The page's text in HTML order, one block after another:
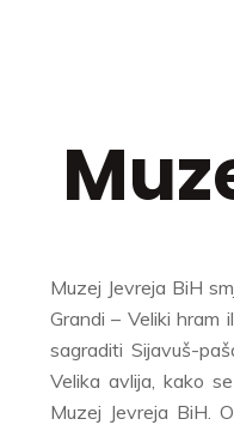
Muzej Jevreja BiH
Grandi – Veliki hram
sagraditi Sijavuš-
Velika avlija, kako
Muzej Jevreja BiH.